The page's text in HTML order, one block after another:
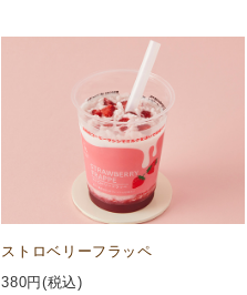
ストロベリーフラッペ
380円(税込)